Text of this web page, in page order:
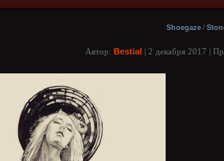
Shoegaze /
Автор: Bestial | 2 декабря 2017 |